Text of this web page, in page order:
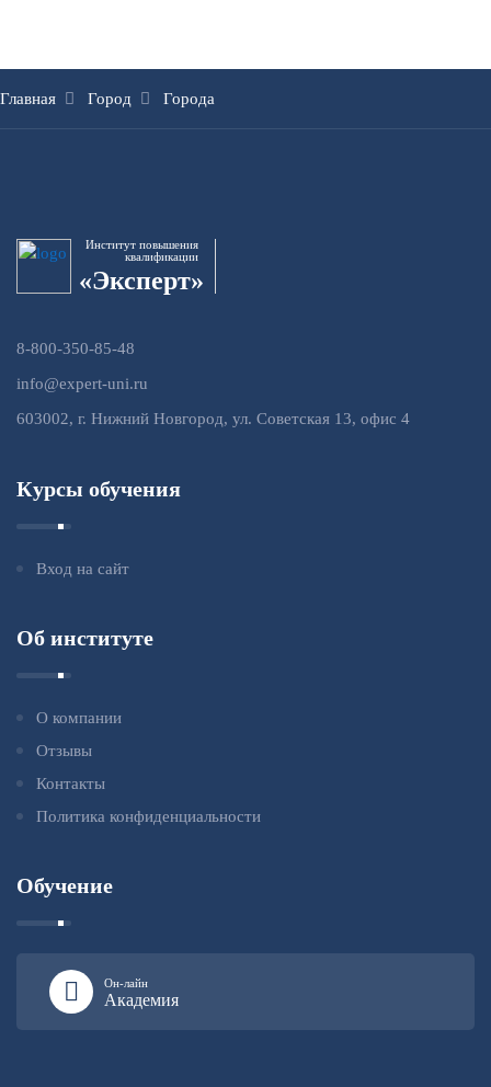
Главная Город Города
Институт повышения
квалификации
«Эксперт»
8-800-350-85-48
info@expert-uni.ru
603002, г. Нижний Новгород, ул. Советская 13, офис 4
Курсы обучения
Вход на сайт
Об институте
О компании
Отзывы
Контакты
Политика конфиденциальности
Обучение
Он-лайн
Академия